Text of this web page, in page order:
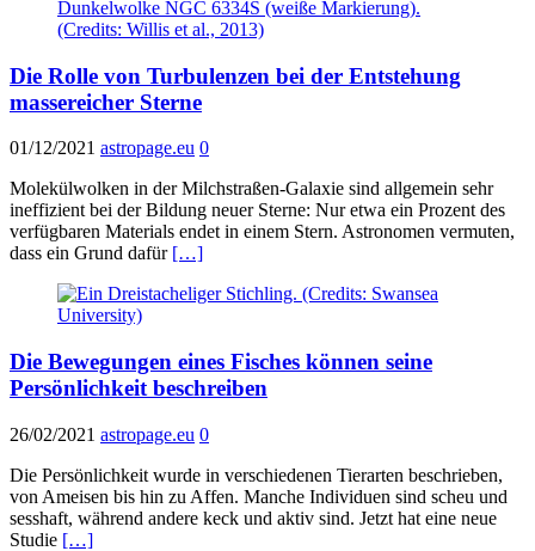
Die Rolle von Turbulenzen bei der Entstehung
massereicher Sterne
01/12/2021 astropage.eu 0
Molekülwolken in der Milchstraßen-Galaxie sind allgemein sehr
ineffizient bei der Bildung neuer Sterne: Nur etwa ein Prozent des
verfügbaren Materials endet in einem Stern. Astronomen vermuten,
dass ein Grund dafür […]
Die Bewegungen eines Fisches können seine
Persönlichkeit beschreiben
26/02/2021 astropage.eu 0
Die Persönlichkeit wurde in verschiedenen Tierarten beschrieben,
von Ameisen bis hin zu Affen. Manche Individuen sind scheu und
sesshaft, während andere keck und aktiv sind. Jetzt hat eine neue
Studie […]